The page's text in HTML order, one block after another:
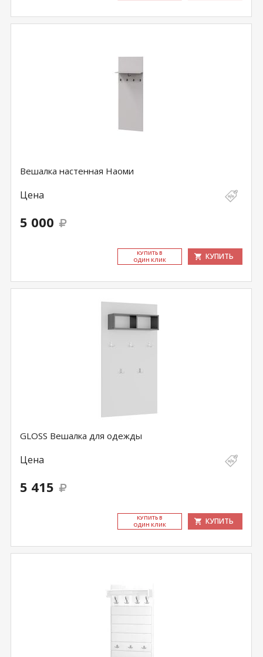
Вешалка настенная Наоми
Цена
5 000
КУ­ПИТЬ В
ОДИН КЛИК
КУПИТЬ
GLOSS Вешалка для одежды
Цена
5 415
КУ­ПИТЬ В
ОДИН КЛИК
КУПИТЬ